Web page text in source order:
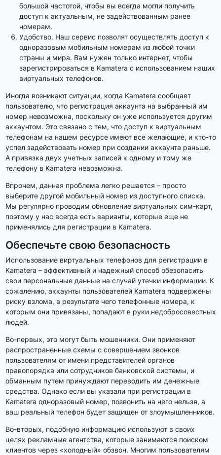
большой частотой, чтобы вы всегда могли получить
доступ к актуальным, не задействованным ранее
номерам.
Удобство. Наш сервис позволят осуществлять доступ к
одноразовым мобильным номерам из любой точки
страны и мира. Вам нужен только интернет, чтобы
зарегистрироваться в Kamatera с использованием наших
виртуальных телефонов.
Иногда возникают ситуации, когда Kamatera сообщает
пользователю, что регистрация аккаунта на выбранный им
номер невозможна, поскольку он уже используется другим
аккаунтом. Это связано с тем, что доступ к виртуальным
телефонам на нашем ресурсе имеют все желающие, и кто-то
успел задействовать номер при создании аккаунта раньше.
А привязка двух учетных записей к одному и тому же
телефону в Kamatera невозможна.
Впрочем, данная проблема легко решается – просто
выберите другой мобильный номер из доступного списка.
Мы регулярно проводим обновление виртуальных сим-карт,
поэтому у нас всегда есть варианты, которые еще не
применялись для регистрации в Kamatera.
Обеспечьте свою безопасность
Использование виртуальных телефонов для регистрации в
Kamatera – эффективный и надежный способ обезопасить
свои персональные данные на случай утечки информации. К
сожалению, аккаунты пользователей Kamatera подвержены
риску взлома, в результате чего телефонные номера, к
которым они привязаны, попадают в руки недобросовестных
людей.
Во-первых, это могут быть мошенники. Они применяют
распространенные схемы с совершением звонков
пользователям от имени представителей органов
правопорядка или сотрудников банковской системы, и
обманным путем принуждают переводить им денежные
средства. Однако если вы указали при регистрации в
Kamatera одноразовый номер, позвонить на него нельзя, а
ваш реальный телефон будет защищен от злоумышленников.
Во-вторых, подобную информацию используют в своих
целях рекламные агентства, которые занимаются поиском
клиентов через «холодный» обзвон. Многим пользователям